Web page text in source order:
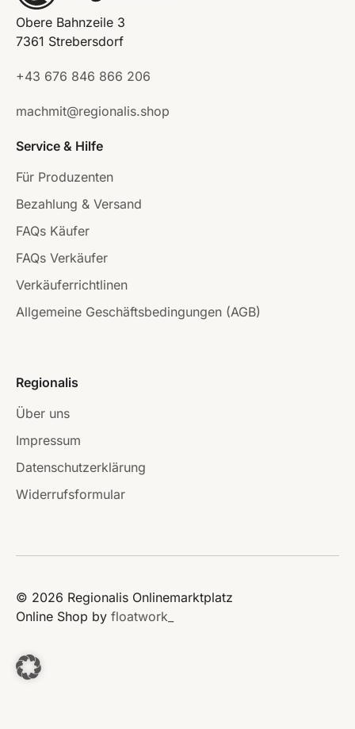
Obere Bahnzeile 3
7361 Strebersdorf
+43 676 846 866 206
machmit@regionalis.shop
Service & Hilfe
Für Produzenten
Bezahlung & Versand
FAQs Käufer
FAQs Verkäufer
Verkäuferrichtlinen
Allgemeine Geschäftsbedingungen (AGB)
Regionalis
Über uns
Impressum
Datenschutzerklärung
Widerrufsformular
© 2026 Regionalis Onlinemarktplatz
Online Shop by floatwork_